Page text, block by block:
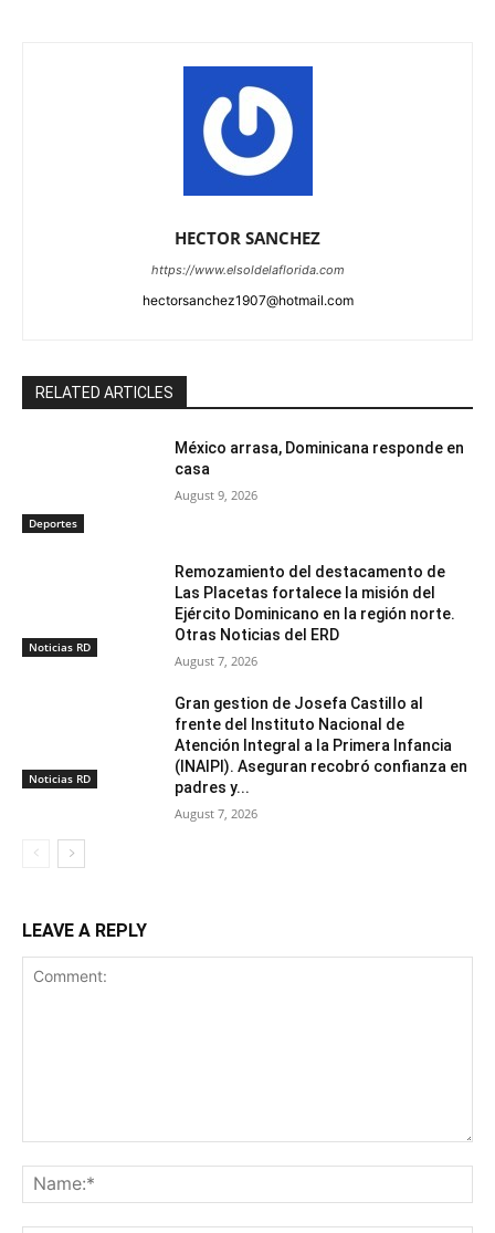
HECTOR SANCHEZ
https://www.elsoldelaflorida.com
hectorsanchez1907@hotmail.com
RELATED ARTICLES
Deportes
México arrasa, Dominicana responde en
casa
August 9, 2026
Noticias RD
Remozamiento del destacamento de
Las Placetas fortalece la misión del
Ejército Dominicano en la región norte.
Otras Noticias del ERD
August 7, 2026
Noticias RD
Gran gestion de Josefa Castillo al
frente del Instituto Nacional de
Atención Integral a la Primera Infancia
(INAIPI). Aseguran recobró confianza en
padres y...
August 7, 2026
LEAVE A REPLY